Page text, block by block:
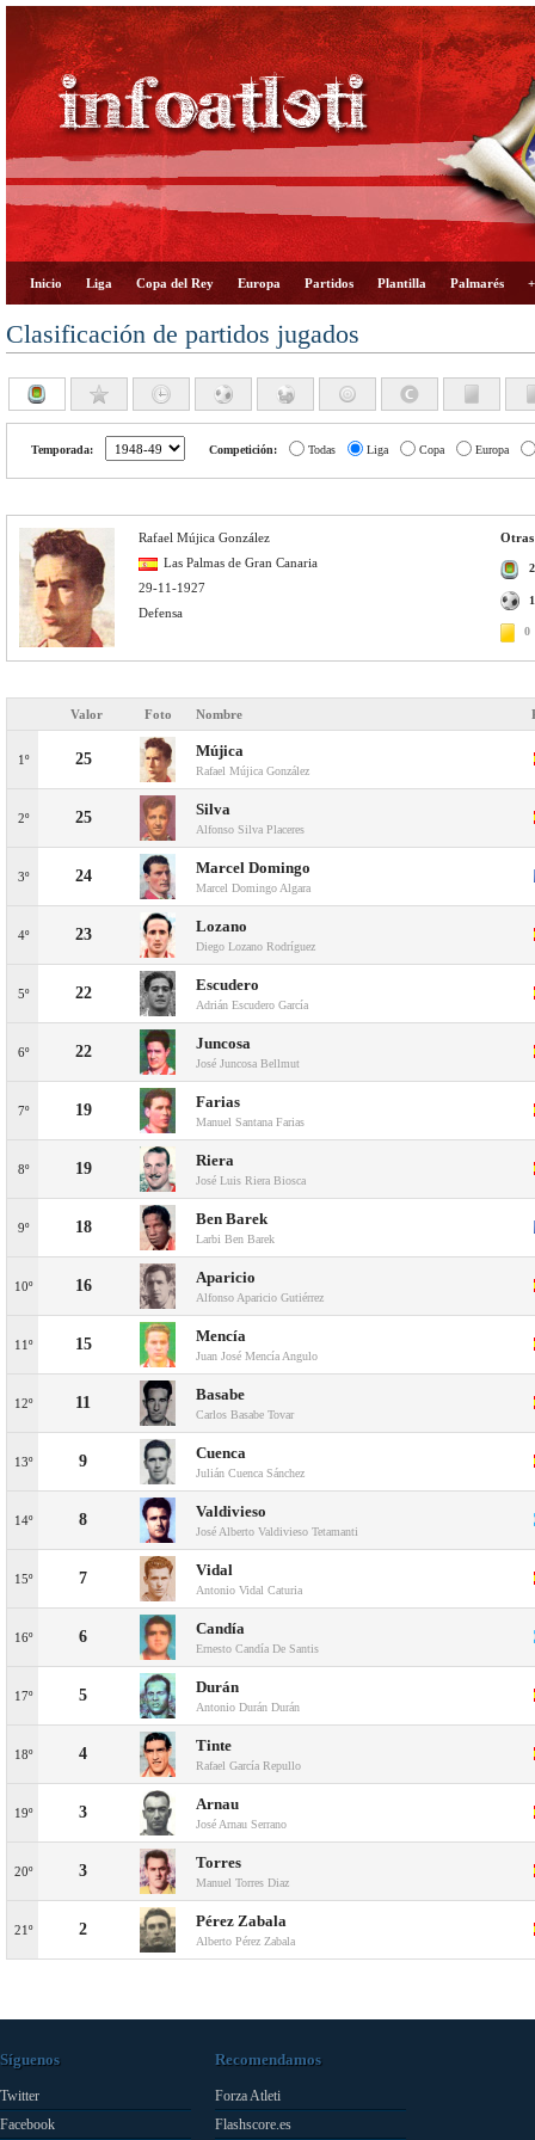
Inicio Liga Copa del Rey Europa Partidos Plantilla Palmarés
Clasificación de partidos jugados
Temporada: Competición: Todas Liga Copa Europa
Otras
0
Rafael Mújica González
Las Palmas de Gran Canaria
29-11-1927
Defensa
Valor Foto Nombre
1º 25 Mújica
Rafael Mújica González
2º 25 Silva
Alfonso Silva Placeres
3º 24 Marcel Domingo
Marcel Domingo Algara
4º 23 Lozano
Diego Lozano Rodríguez
5º 22 Escudero
Adrián Escudero García
6º 22 Juncosa
José Juncosa Bellmut
7º 19 Farias
Manuel Santana Farias
8º 19 Riera
José Luis Riera Biosca
9º 18 Ben Barek
Larbi Ben Barek
10º 16 Aparicio
Alfonso Aparicio Gutiérrez
11º 15 Mencía
Juan José Mencía Angulo
12º 11 Basabe
Carlos Basabe Tovar
13º 9 Cuenca
Julián Cuenca Sánchez
14º 8 Valdivieso
José Alberto Valdivieso Tetamanti
15º 7 Vidal
Antonio Vidal Caturia
16º 6 Candía
Ernesto Candía De Santis
17º 5 Durán
Antonio Durán Durán
18º 4 Tinte
Rafael García Repullo
19º 3 Arnau
José Arnau Serrano
20º 3 Torres
Manuel Torres Diaz
21º 2 Pérez Zabala
Alberto Pérez Zabala
Síguenos
Twitter
Facebook
Recomendamos
Forza Atleti
Flashscore.es